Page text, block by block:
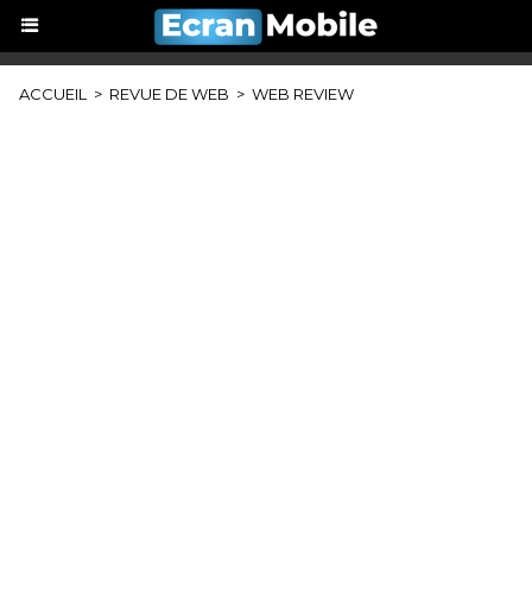
ACCUEIL > REVUE DE WEB > WEB REVIEW